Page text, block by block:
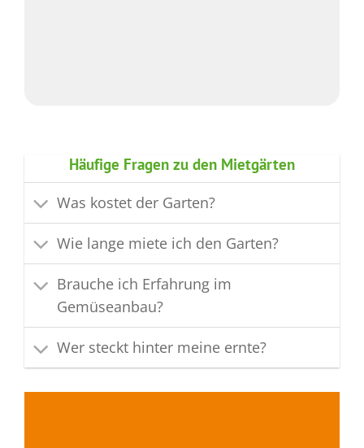
Häufige Fragen zu den Mietgärten
Was kostet der Garten?
Wie lange miete ich den Garten?
Brauche ich Erfahrung im
Gemüseanbau?
Wer steckt hinter meine ernte?